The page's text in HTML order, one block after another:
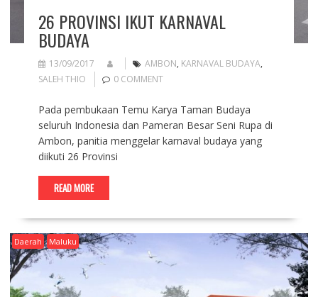
26 PROVINSI IKUT KARNAVAL
BUDAYA
13/09/2017 AMBON, KARNAVAL BUDAYA,
SALEH THIO
0 COMMENT
Pada pembukaan Temu Karya Taman Budaya
seluruh Indonesia dan Pameran Besar Seni Rupa di
Ambon, panitia menggelar karnaval budaya yang
diikuti 26 Provinsi
READ MORE
Daerah Maluku